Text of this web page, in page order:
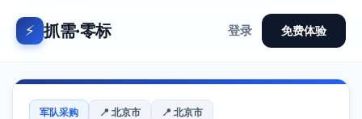
⚡ 抓需·零标 登录 免费体验
军队采购 📍 北京市 📍 北京市